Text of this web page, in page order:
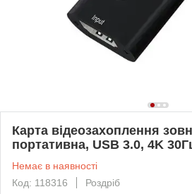
Карта відеозахоплення
портативна, USB 3.0, 4K
Немає в наявності
Код: 118316
Роздріб